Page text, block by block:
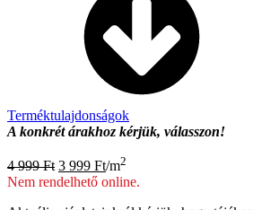
Terméktulajdonságok
A konkrét árakhoz kérjük, válasszon!
4 999Ft Original
price
3 999 FtCurrent
price
/m2
Nem rendelhető online.